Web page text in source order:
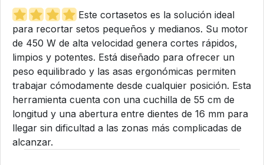
Este cortasetos es la solución ideal
para recortar setos pequeños y medianos. Su motor
de 450 W de alta velocidad genera cortes rápidos,
limpios y potentes. Está diseñado para ofrecer un
peso equilibrado y las asas ergonómicas permiten
trabajar cómodamente desde cualquier posición. Esta
herramienta cuenta con una cuchilla de 55 cm de
longitud y una abertura entre dientes de 16 mm para
llegar sin dificultad a las zonas más complicadas de
alcanzar.